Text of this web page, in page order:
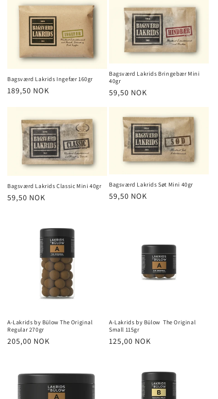
Bagsværd Lakrids Ingefær 160gr
Vanlig
189,50 NOK
Bagsværd Lakrids Bringebær Mini
40gr
Vanlig
59,50 NOK
Bagsværd Lakrids Classic Mini 40gr
Vanlig
59,50 NOK
Bagsværd Lakrids Søt Mini 40gr
Vanlig
59,50 NOK
A-Lakrids by Bülow The Original
Regular 270gr
Vanlig
205,00 NOK
A-Lakrids by Bülow The Original
Small 115gr
Vanlig
125,00 NOK